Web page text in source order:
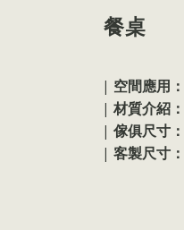
餐桌
| 空間應用
| 材質介紹
| 傢俱尺寸：
| 客製尺寸